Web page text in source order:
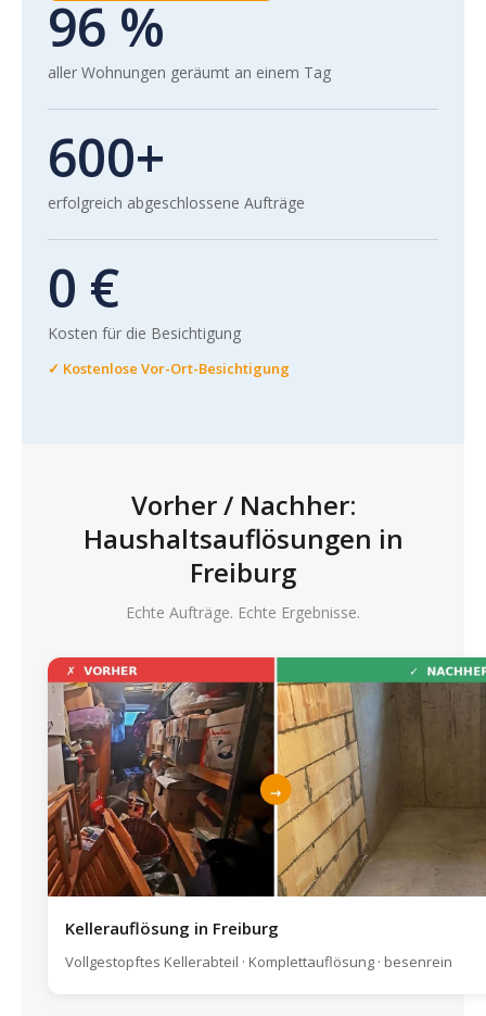
96 %
aller Wohnungen geräumt an einem Tag
600+
erfolgreich abgeschlossene Aufträge
0 €
Kosten für die Besichtigung
✓ Kostenlose Vor-Ort-Besichtigung
Vorher / Nachher:
Haushaltsauflösungen in
Freiburg
Echte Aufträge. Echte Ergebnisse.
Kellerauflösung in Freiburg
Vollgestopftes Kellerabteil · Komplettauflösung · besenrein